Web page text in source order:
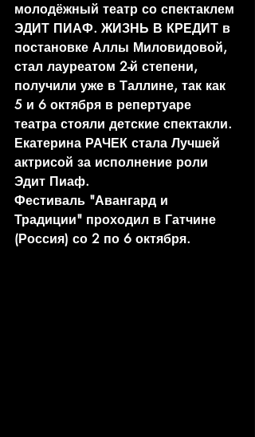
молодёжный театр со спектаклем
ЭДИТ ПИАФ. ЖИЗНЬ В КРЕДИТ в
постановке Аллы Миловидовой,
стал лауреатом 2-й степени,
получили уже в Таллине, так как
5 и 6 октября в репертуаре
театра стояли детские спектакли.
Екатерина РАЧЕК стала Лучшей
актрисой за исполнение роли
Эдит Пиаф.
Фестиваль "Авангард и
Традиции" проходил в Гатчине
(Россия) со 2 по 6 октября.